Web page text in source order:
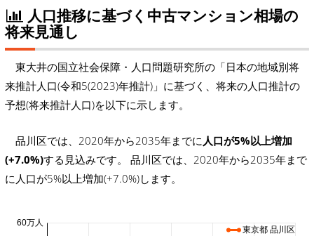
人口推移に基づく中古マンション相場の
将来見通し
東大井の国立社会保障・人口問題研究所の「日本の地域別将
来推計人口(令和5(2023)年推計)」に基づく、将来の人口推計の
予想(将来推計人口)を以下に示します。
品川区では、2020年から2035年までに 人口が5%以上増加
(+7.0%)する見込みです。 品川区では、2020年から2035年まで
に人口が5%以上増加(+7.0%)します。
60万人
東京都 品川区